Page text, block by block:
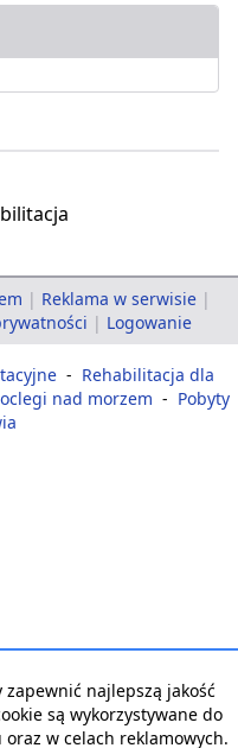
| Reklama w serwisie |
| Logowanie
- Rehabilitacja dla
nad morzem - Pobyty
najlepszą jakość
są wykorzystywane do
w celach reklamowych.